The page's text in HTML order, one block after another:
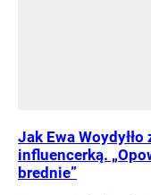
Jak Ewa
influencerką.
brednie”